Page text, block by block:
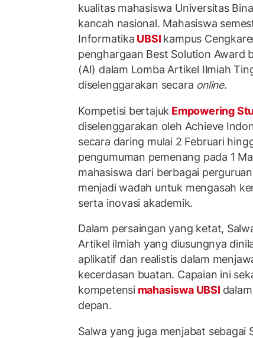
kualitas mahasiswa Universitas
kancah nasional. Mahasiswa
Informatika UBSI kampus
penghargaan Best Solution Award
(AI) dalam Lomba Artikel Ilmiah
diselenggarakan secara online.
Kompetisi bertajuk Empowering
diselenggarakan oleh Achieve
secara daring mulai 2 Februari
pengumuman pemenang pada 1
mahasiswa dari berbagai
menjadi wadah untuk mengasah
serta inovasi akademik.
Dalam persaingan yang ketat,
Artikel ilmiah yang diusungnya
aplikatif dan realistis dalam
kecerdasan buatan. Capaian ini
kompetensimahasiswa UBSI
depan.
Salwa yang juga menjabat sebagai